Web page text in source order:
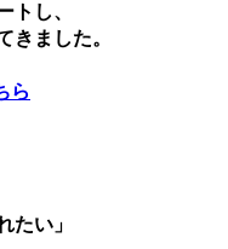
トし、
きました。
ら
たい」